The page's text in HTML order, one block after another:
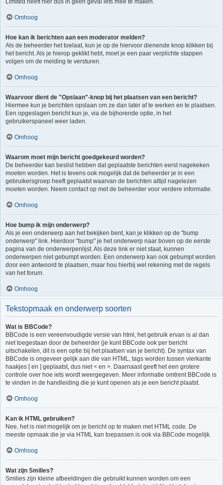
Limited heeft hier dus in geen geval iets mee te maken.
Omhoog
Hoe kan ik berichten aan een moderator melden?
Als de beheerder het toelaat, kun je op de hiervoor dienende knop klikken bij
het bericht. Als je hierop geklikt hebt, moet je een paar verplichte stappen
volgen om de melding te versturen.
Omhoog
Waarvoor dient de "Opslaan"-knop bij het plaatsen van een bericht?
Hiermee kun je berichten opslaan om ze dan later af te werken en te plaatsen.
Een opgeslagen bericht kun je, via de bijhorende optie, in het
gebruikerspaneel weer laden.
Omhoog
Waarom moet mijn bericht goedgekeurd worden?
De beheerder kan beslist hebben dat geplaatste berichten eerst nagekeken
moeten worden. Het is tevens ook mogelijk dat de beheerder je in een
gebruikersgroep heeft geplaatst waarvan de berichten altijd nagelezen
moeten worden. Neem contact op met de beheerder voor verdere informatie.
Omhoog
Hoe bump ik mijn onderwerp?
Als je een onderwerp aan het bekijken bent, kan je klikken op de "bump
onderwerp" link. Hierdoor "bump" je het onderwerp naar boven op de eerste
pagina van de onderwerpenlijst. Als deze link er niet staat, kunnen
onderwerpen niet gebumpt worden. Een onderwerp kan ook gebumpt worden
door een antwoord te plaatsen, maar hou hierbij wel rekening met de regels
van het forum.
Omhoog
Tekstopmaak en onderwerp soorten
Wat is BBCode?
BBCode is een vereenvoudigde versie van html, het gebruik ervan is al dan
niet toegestaan door de beheerder (je kunt BBCode ook per bericht
uitschakelen, dit is een optie bij het plaatsen van je bericht). De syntax van
BBCode is ongeveer gelijk aan die van HTML, tags worden tussen vierkante
haakjes [ en ] geplaatst, dus niet < en >. Daarnaast geeft het een grotere
controle over hoe iets wordt weergegeven. Meer informatie omtrent BBCode is
te vinden in de handleiding die je kunt openen als je een bericht plaatst.
Omhoog
Kan ik HTML gebruiken?
Nee, het is niet mogelijk om je bericht op te maken met HTML code. De
meeste opmaak die je via HTML kan toepassen is ook via BBCode mogelijk.
Omhoog
Wat zijn Smilies?
Smilies zijn kleine afbeeldingen die gebruikt kunnen worden om een